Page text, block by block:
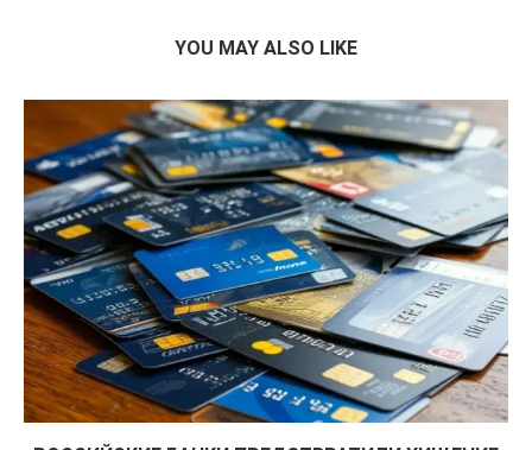
YOU MAY ALSO LIKE